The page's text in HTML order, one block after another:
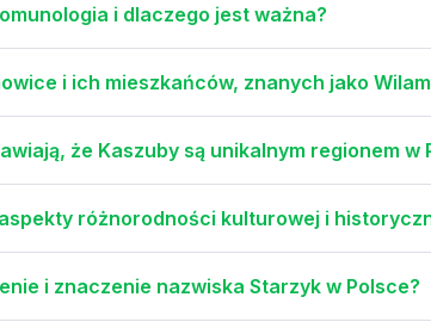
i dlaczego jest ważna?
i ich mieszkańców, znanych jako
że Kaszuby są unikalnym regionem w
różnorodności kulturowej i
i znaczenie nazwiska Starzyk w Polsce?